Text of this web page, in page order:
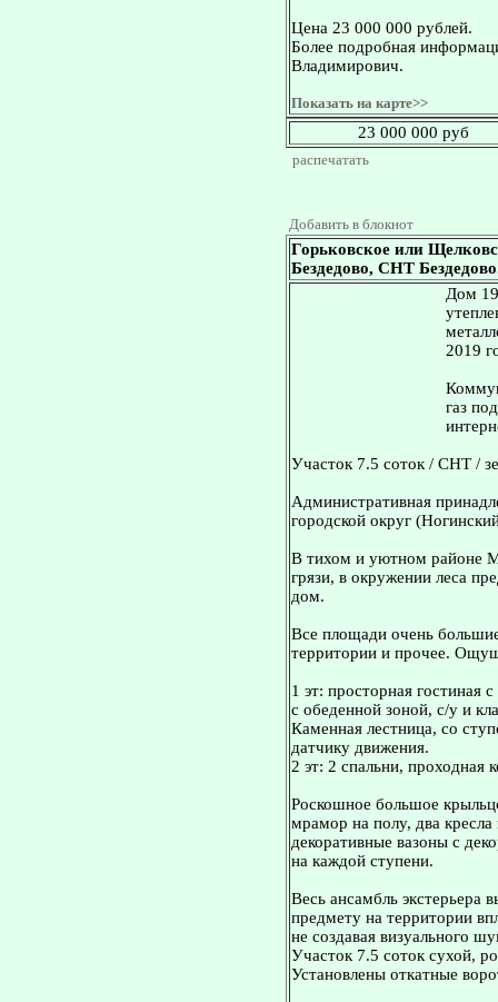
Цена 23 000 000 рублей.
Более подробная
Владимирович.
Показать на карте>>
23 000 000 руб
распечатать
Добавить в блокнот
Горьковское или
Бездедово, СНТ
Дом
2019
газ
Участок 7.5 соток / СНТ /
Административная
городской округ
В тихом и уютном районе
грязи, в окружении леса
дом.
Все площади очень
территории и прочее.
1 эт: просторная гостиная
с обеденной зоной, с/у и
Каменная лестница, со
датчику движения.
2 эт: 2 спальни, проходная
Роскошное большое
мрамор на полу, два
декоративные вазоны с
на каждой ступени.
Becь анcамбль экcтeрьepa
предмету на территории
не создавая визуального
Участок 7.5 соток сухой,
Установлены откатные